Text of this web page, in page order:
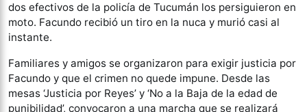
dos efectivos de la policía de Tucumán los persiguieron en
moto. Facundo recibió un tiro en la nuca y murió casi al
instante.
Familiares y amigos se organizaron para exigir justicia por
Facundo y que el crimen no quede impune. Desde las
mesas ‘Justicia por Reyes’ y ‘No a la Baja de la edad de
punibilidad’, convocaron a una marcha que se realizará